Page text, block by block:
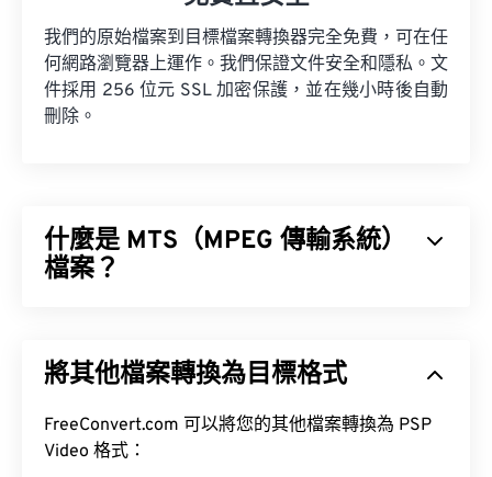
我們的原始檔案到目標檔案轉換器完全免費，可在任
何網路瀏覽器上運作。我們保證文件安全和隱私。文
件採用 256 位元 SSL 加密保護，並在幾小時後自動
刪除。
什麼是 MTS（MPEG 傳輸系統）
檔案？
(Panasonic) 開發了 MTS，但佳能 (Canon)、JVC 和
將其他檔案轉換為目標格式
FreeConvert.com 可以將您的其他檔案轉換為 PSP
Video 格式：